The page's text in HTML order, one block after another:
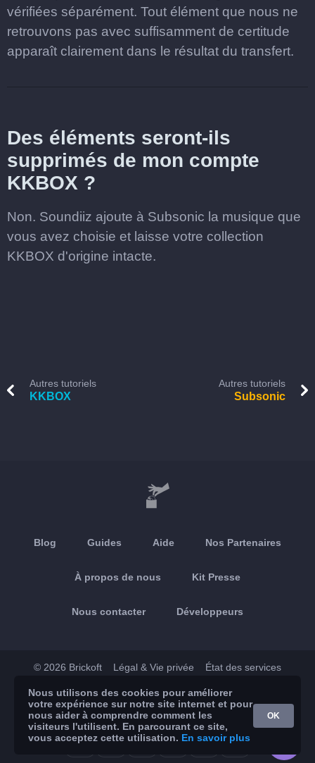
vérifiées séparément. Tout élément que nous ne
retrouvons pas avec suffisamment de certitude
apparaît clairement dans le résultat du transfert.
Des éléments seront-ils
supprimés de mon compte
KKBOX ?
Non. Soundiiz ajoute à Subsonic la musique que
vous avez choisie et laisse votre collection
KKBOX d'origine intacte.
Autres tutoriels
KKBOX
Autres tutoriels
Subsonic
Blog Guides Aide Nos Partenaires
À propos de nous Kit Presse
Nous contacter Développeurs
© 2026 Brickoft Légal & Vie privée État des services
App Store Google Play
Nous utilisons des cookies pour améliorer
votre expérience sur notre site internet et pour
nous aider à comprendre comment les
visiteurs l'utilisent. En parcourant ce site,
vous acceptez cette utilisation. En savoir plus
OK